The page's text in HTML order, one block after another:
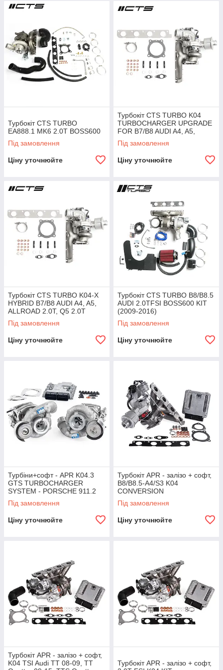
Турбокіт CTS TURBO
EA888.1 MK6 2.0T BOSS600
Під замовлення
Ціну уточнюйте
Турбокіт CTS TURBO K04
TURBOCHARGER UPGRADE
FOR B7/B8 AUDI A4, A5,
ALLROAD 2.0T, Q5 2.0T
Під замовлення
Ціну уточнюйте
Турбокіт CTS TURBO K04-X
HYBRID B7/B8 AUDI A4, A5,
ALLROAD 2.0T, Q5 2.0T
Під замовлення
Ціну уточнюйте
Турбокіт CTS TURBO B8/B8.5
AUDI 2.0TFSI BOSS600 KIT
(2009-2016)
Під замовлення
Ціну уточнюйте
Турбіни+софт - APR K04.3
GTS TURBOCHARGER
SYSTEM - PORSCHE 911.2
3.0T
Під замовлення
Ціну уточнюйте
Турбокіт APR - залізо + софт,
B8/B8.5-A4/S3 K04
CONVERSION
Під замовлення
Ціну уточнюйте
Турбокіт APR - залізо + софт,
K04 TSI Audi TT 08-09, TT
Турбокіт APR - залізо + софт,